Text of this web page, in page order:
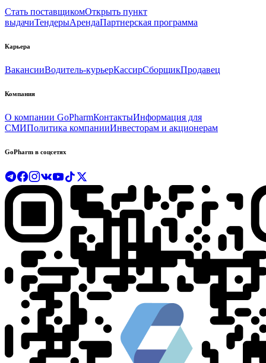
Стать поставщикомОткрыть пункт
выдачиТендерыАрендаПартнерская программа
Карьера
ВакансииВодитель-курьерКассирСборщикПродавец
Компания
О компании GoPharmКонтактыИнформация для
СМИПолитика компанииИнвесторам и акционерам
GoPharm в соцсетях